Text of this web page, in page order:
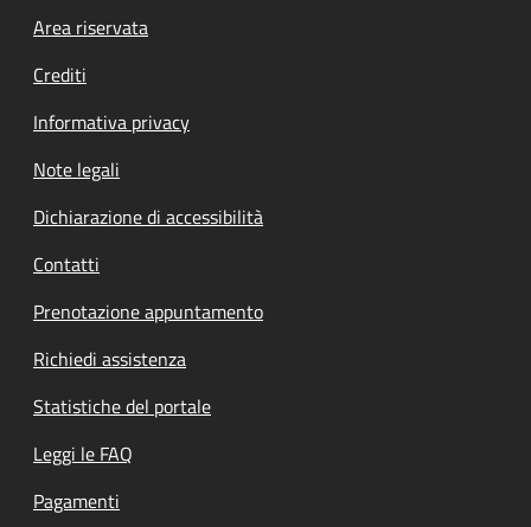
Footer menu
Area riservata
Crediti
Informativa privacy
Note legali
Dichiarazione di accessibilità
Contatti
Prenotazione appuntamento
Richiedi assistenza
Statistiche del portale
Leggi le FAQ
Pagamenti